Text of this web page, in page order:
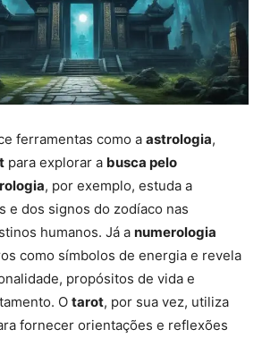
ferramentas como a astrologia,
para explorar a busca pelo
, por exemplo, estuda a
e dos signos do zodíaco nas
humanos. Já a numerologia
como símbolos de energia e revela
propósitos de vida e
O tarot, por sua vez, utiliza
fornecer orientações e reflexões